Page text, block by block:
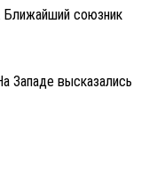
союзник
Западе высказались